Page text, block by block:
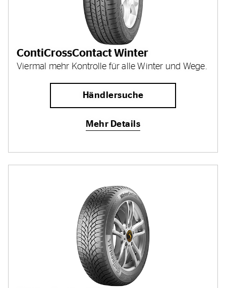
ContiCrossContact Winter
Viermal mehr Kontrolle für alle Winter und Wege.
Händlersuche
Mehr Details